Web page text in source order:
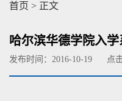
首页 > 正文
哈尔滨华德学院入
发布时间：2016-10-19 点